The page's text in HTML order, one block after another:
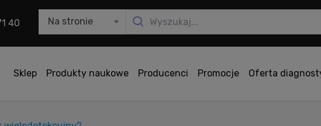
40 Na stronie
Sklep Produkty naukowe Producenci Promocje Oferta